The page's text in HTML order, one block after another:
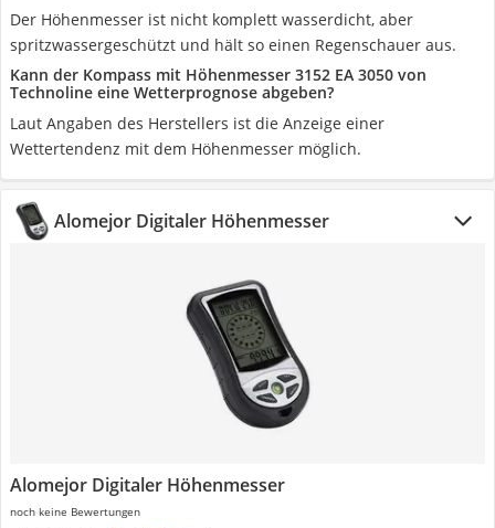
Der Höhenmesser ist nicht komplett wasserdicht, aber
spritzwassergeschützt und hält so einen Regenschauer aus.
Kann der Kompass mit Höhenmesser 3152 EA 3050 von
Technoline eine Wetterprognose abgeben?
Laut Angaben des Herstellers ist die Anzeige einer
Wettertendenz mit dem Höhenmesser möglich.
Alomejor Digitaler Höhenmesser
Alomejor Digitaler Höhenmesser
noch keine Bewertungen